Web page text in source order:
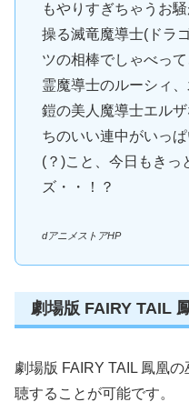
もやりすぎちゃうお
操る滅竜魔導士(ドラ
ツの相棒でしゃべっ
霊魔導士のルーシィ
鎧の美人魔導士エル
ちのいい連中がいっ
(？)こと、今日もきっ
ズ・・！？
dアニメストアHP
劇場版 FAIRY TAIL
劇場版 FAIRY TAIL 鳳凰の
聴することが可能です。